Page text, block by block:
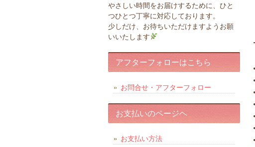
やさしい時間をお届けするために、ひと
つひとつ丁寧に対応しております。
少しだけ、お待ちいただけますようお願
いいたします
アフターフォローはこちら
お問合せ・アフターフォロー
お支払いのページヘ
お支払い方法